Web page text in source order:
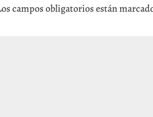
campos obligatorios están